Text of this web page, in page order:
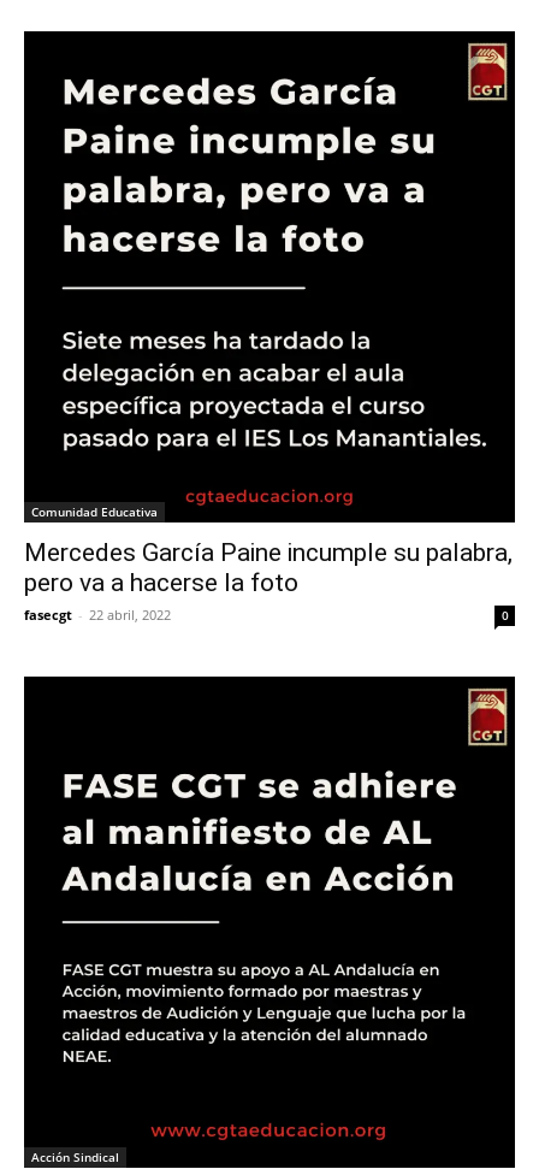
Comunidad Educativa
Mercedes García Paine incumple su palabra,
pero va a hacerse la foto
fasecgt - 22 abril, 2022 0
Acción Sindical